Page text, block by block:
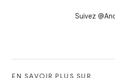
Suivez
EN SAVOIR PLUS SUR